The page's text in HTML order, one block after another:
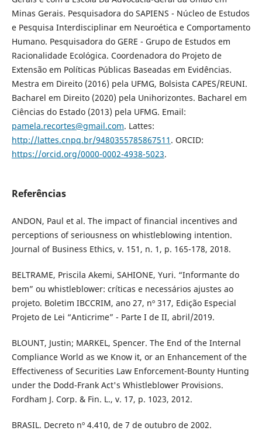
Minas Gerais. Pesquisadora do SAPIENS - Núcleo de Estudos
e Pesquisa Interdisciplinar em Neuroética e Comportamento
Humano. Pesquisadora do GERE - Grupo de Estudos em
Racionalidade Ecológica. Coordenadora do Projeto de
Extensão em Políticas Públicas Baseadas em Evidências.
Mestra em Direito (2016) pela UFMG, Bolsista CAPES/REUNI.
Bacharel em Direito (2020) pela Unihorizontes. Bacharel em
Ciências do Estado (2013) pela UFMG. Email:
pamela.recortes@gmail.com. Lattes:
http://lattes.cnpq.br/9480355785867511 . ORCID:
https://orcid.org/0000-0002-4938-5023.
Referências
ANDON, Paul et al. The impact of financial incentives and
perceptions of seriousness on whistleblowing intention.
Journal of Business Ethics, v. 151, n. 1, p. 165-178, 2018.
BELTRAME, Priscila Akemi, SAHIONE, Yuri. “Informante do
bem” ou whistleblower: críticas e necessários ajustes ao
projeto. Boletim IBCCRIM, ano 27, nº 317, Edição Especial
Projeto de Lei “Anticrime” - Parte I de II, abril/2019.
BLOUNT, Justin; MARKEL, Spencer. The End of the Internal
Compliance World as we Know it, or an Enhancement of the
Effectiveness of Securities Law Enforcement-Bounty Hunting
under the Dodd-Frank Act's Whistleblower Provisions.
Fordham J. Corp. & Fin. L., v. 17, p. 1023, 2012.
BRASIL. Decreto nº 4.410, de 7 de outubro de 2002.